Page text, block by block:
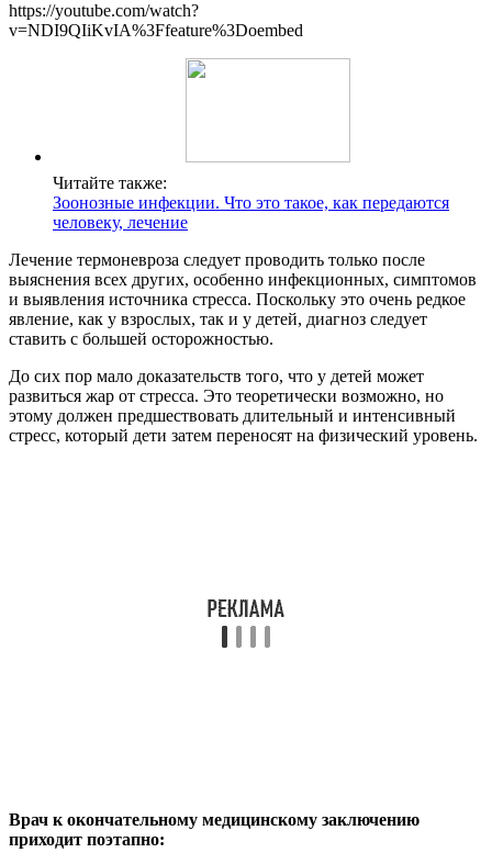
https://youtube.com/watch?
v=NDI9QIiKvIA%3Ffeature%3Doembed
Читайте также:
Зоонозные инфекции. Что это такое, как передаются
человеку, лечение
Лечение термоневроза следует проводить только после
выяснения всех других, особенно инфекционных, симптомов
и выявления источника стресса. Поскольку это очень редкое
явление, как у взрослых, так и у детей, диагноз следует
ставить с большей осторожностью.
До сих пор мало доказательств того, что у детей может
развиться жар от стресса. Это теоретически возможно, но
этому должен предшествовать длительный и интенсивный
стресс, который дети затем переносят на физический уровень.
Врач к окончательному медицинскому заключению
приходит поэтапно: